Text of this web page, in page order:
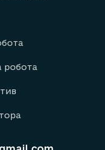
робота